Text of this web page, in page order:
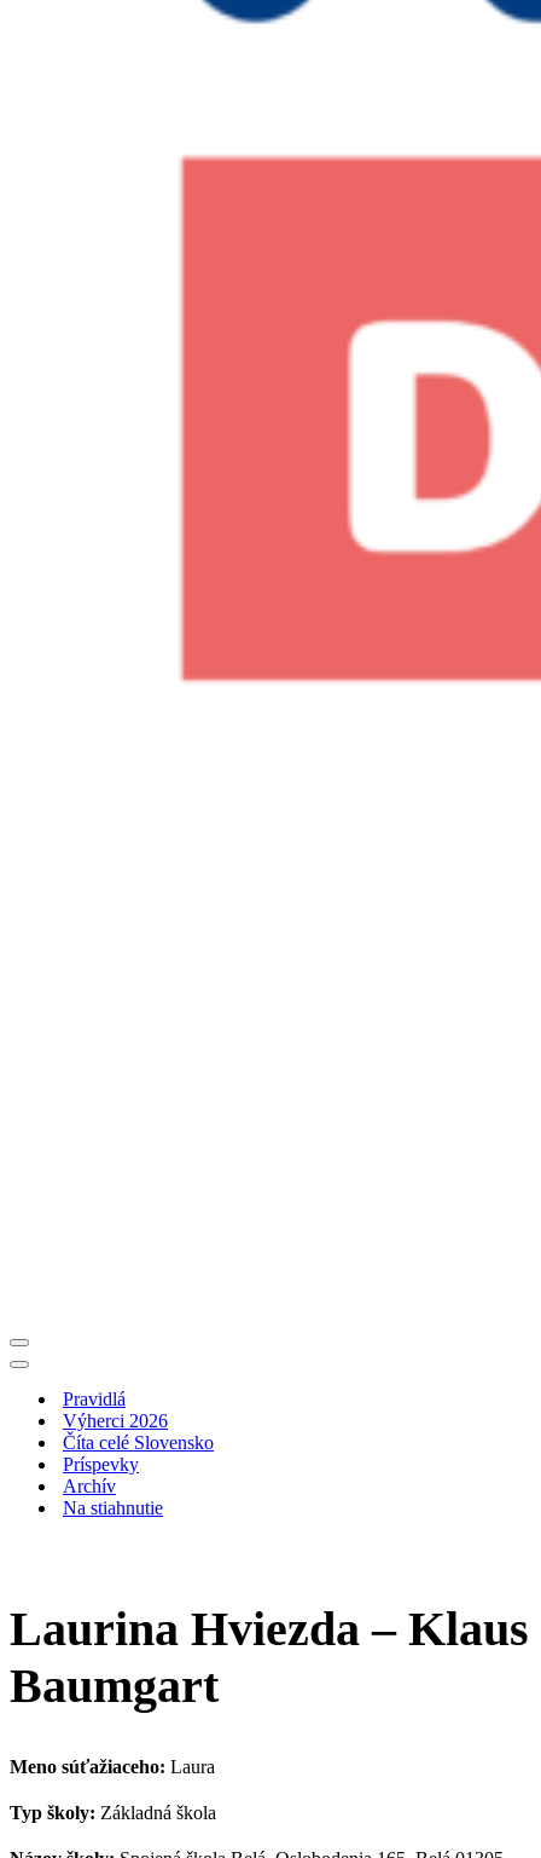
Menu
navigácie
Menu
navigáciePravidlá
Výherci 2026
Číta celé Slovensko
Príspevky
Archív
Na stiahnutie
Laurina Hviezda – Klaus
Baumgart
Meno súťažiaceho: Laura
Typ školy: Základná škola